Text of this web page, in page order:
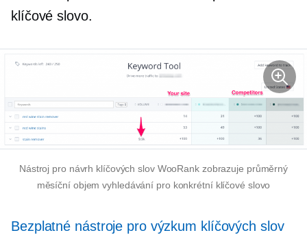
klíčové slovo.
Nástroj pro návrh klíčových slov WooRank zobrazuje průměrný
měsíční objem vyhledávání pro konkrétní klíčové slovo
Bezplatné nástroje pro výzkum klíčových slov